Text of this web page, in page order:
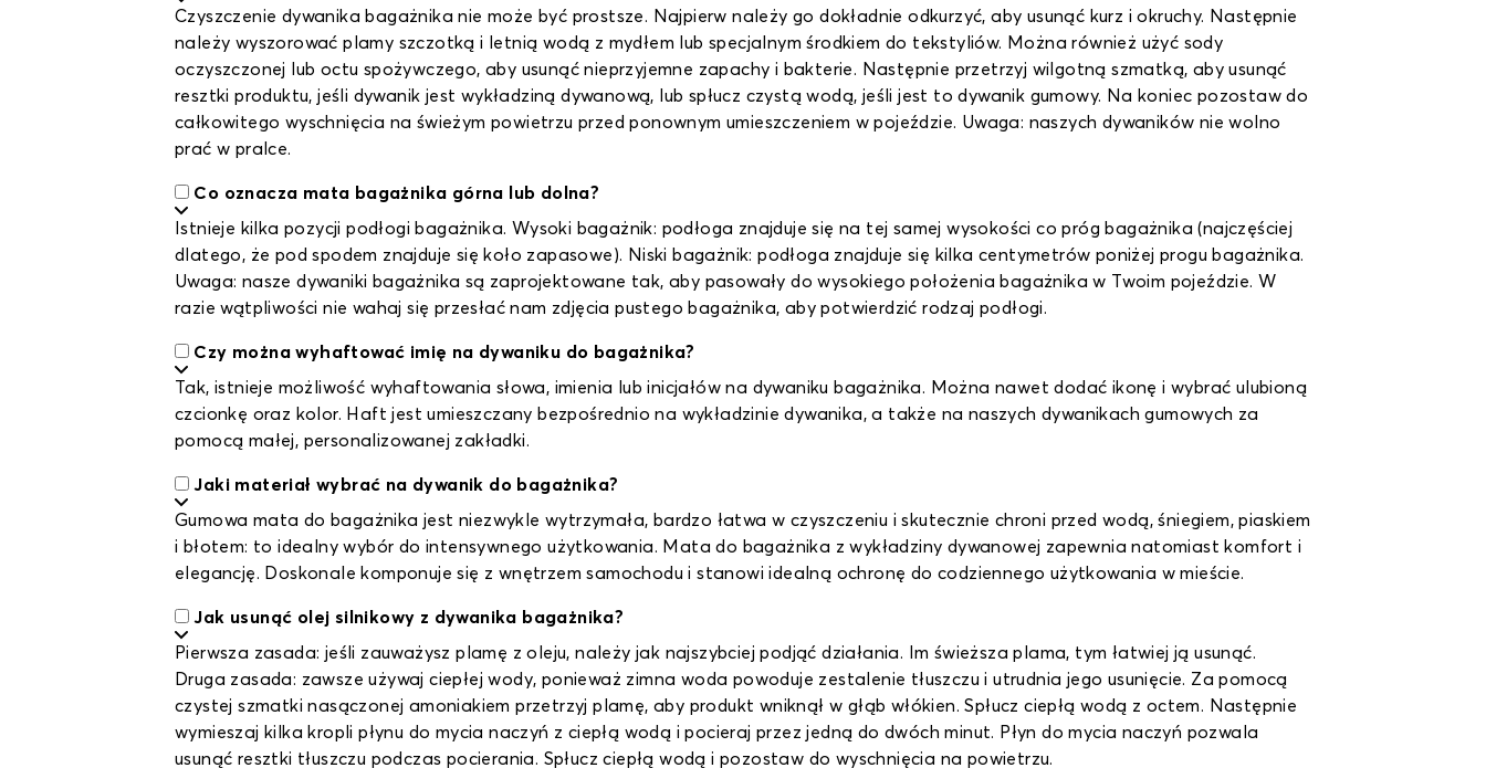
Czyszczenie dywanika bagażnika nie może być prostsze. Najpierw należy go dokładnie odkurzyć, aby usunąć kurz i okruchy. Następnie
należy wyszorować plamy szczotką i letnią wodą z mydłem lub specjalnym środkiem do tekstyliów. Można również użyć sody
oczyszczonej lub octu spożywczego, aby usunąć nieprzyjemne zapachy i bakterie. Następnie przetrzyj wilgotną szmatką, aby usunąć
resztki produktu, jeśli dywanik jest wykładziną dywanową, lub spłucz czystą wodą, jeśli jest to dywanik gumowy. Na koniec pozostaw do
całkowitego wyschnięcia na świeżym powietrzu przed ponownym umieszczeniem w pojeździe. Uwaga: naszych dywaników nie wolno
prać w pralce.
Co oznacza mata bagażnika górna lub dolna?
Istnieje kilka pozycji podłogi bagażnika. Wysoki bagażnik: podłoga znajduje się na tej samej wysokości co próg bagażnika (najczęściej
dlatego, że pod spodem znajduje się koło zapasowe). Niski bagażnik: podłoga znajduje się kilka centymetrów poniżej progu bagażnika.
Uwaga: nasze dywaniki bagażnika są zaprojektowane tak, aby pasowały do wysokiego położenia bagażnika w Twoim pojeździe. W
razie wątpliwości nie wahaj się przesłać nam zdjęcia pustego bagażnika, aby potwierdzić rodzaj podłogi.
Czy można wyhaftować imię na dywaniku do bagażnika?
Tak, istnieje możliwość wyhaftowania słowa, imienia lub inicjałów na dywaniku bagażnika. Można nawet dodać ikonę i wybrać ulubioną
czcionkę oraz kolor. Haft jest umieszczany bezpośrednio na wykładzinie dywanika, a także na naszych dywanikach gumowych za
pomocą małej, personalizowanej zakładki.
Jaki materiał wybrać na dywanik do bagażnika?
Gumowa mata do bagażnika jest niezwykle wytrzymała, bardzo łatwa w czyszczeniu i skutecznie chroni przed wodą, śniegiem, piaskiem
i błotem: to idealny wybór do intensywnego użytkowania. Mata do bagażnika z wykładziny dywanowej zapewnia natomiast komfort i
elegancję. Doskonale komponuje się z wnętrzem samochodu i stanowi idealną ochronę do codziennego użytkowania w mieście.
Jak usunąć olej silnikowy z dywanika bagażnika?
Pierwsza zasada: jeśli zauważysz plamę z oleju, należy jak najszybciej podjąć działania. Im świeższa plama, tym łatwiej ją usunąć.
Druga zasada: zawsze używaj ciepłej wody, ponieważ zimna woda powoduje zestalenie tłuszczu i utrudnia jego usunięcie. Za pomocą
czystej szmatki nasączonej amoniakiem przetrzyj plamę, aby produkt wniknął w głąb włókien. Spłucz ciepłą wodą z octem. Następnie
wymieszaj kilka kropli płynu do mycia naczyń z ciepłą wodą i pocieraj przez jedną do dwóch minut. Płyn do mycia naczyń pozwala
usunąć resztki tłuszczu podczas pocierania. Spłucz ciepłą wodą i pozostaw do wyschnięcia na powietrzu.